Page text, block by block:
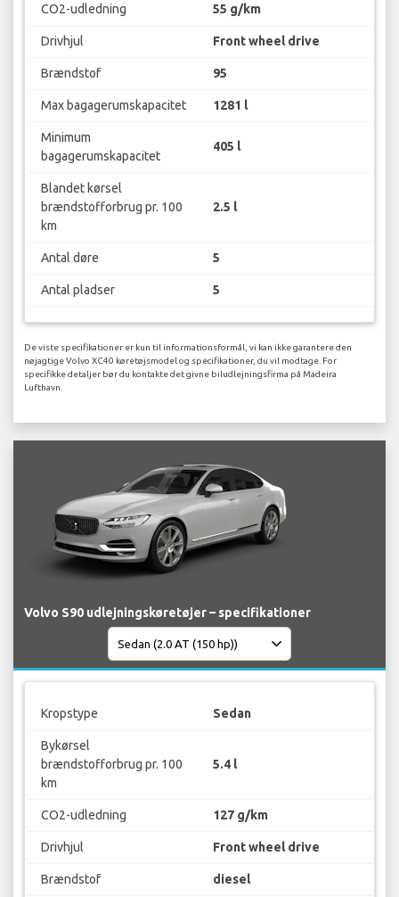
CO2-udledning 55 g/km
Drivhjul Front wheel drive
Brændstof 95
Max bagagerumskapacitet 1281 l
Minimum
bagagerumskapacitet
405 l
Blandet kørsel
brændstofforbrug pr. 100
km
2.5 l
Antal døre 5
Antal pladser 5
De viste specifikationer er kun til informationsformål, vi kan ikke garantere den
nøjagtige Volvo XC40 køretøjsmodel og specifikationer, du vil modtage. For
specifikke detaljer bør du kontakte det givne biludlejningsfirma på Madeira
Lufthavn.
Volvo S90 udlejningskøretøjer – specifikationer
Kropstype Sedan
Bykørsel
brændstofforbrug pr. 100
km
5.4 l
CO2-udledning 127 g/km
Drivhjul Front wheel drive
Brændstof diesel